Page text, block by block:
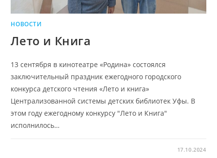
НОВОСТИ
Лето и Книга
13 сентября в кинотеатре «Родина» состоялся
заключительный праздник ежегодного городского
конкурса детского чтения «Лето и книга»
Централизованной системы детских библиотек Уфы. В
этом году ежегодному конкурсу "Лето и Книга"
исполнилось…
17.10.2024